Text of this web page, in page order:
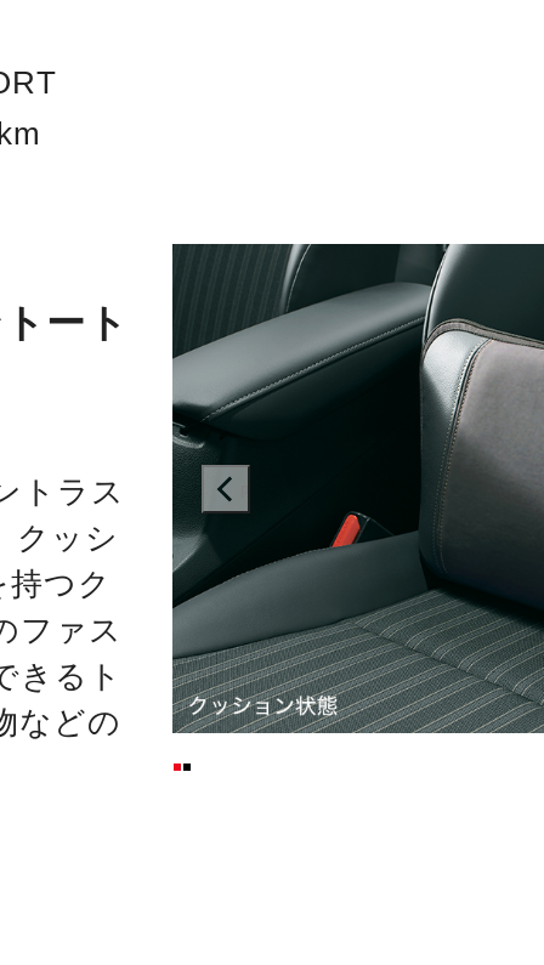
ート
トラス
クッシ
つク
ファス
きるト
などの